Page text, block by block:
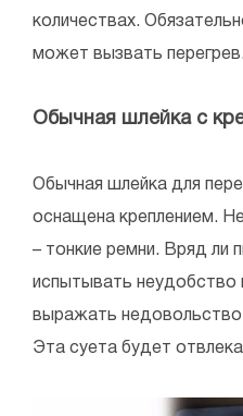
количествах.
может вызвать перегрев.
Обычная шлейка с
Обычная шлейка для
оснащена креплением.
– тонкие ремни. Вряд ли
испытывать
выражать
Эта суета будет